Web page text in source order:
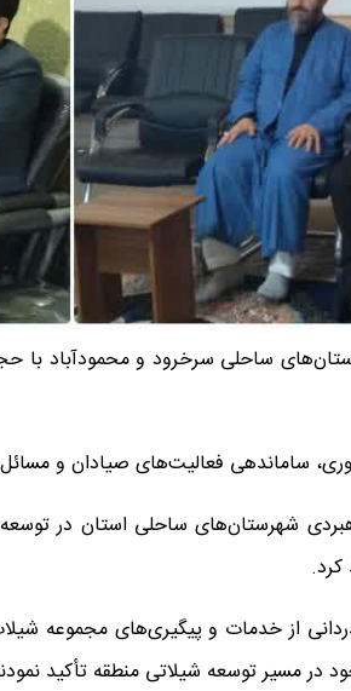
ساحلی سرخرود و محمودآباد با
ساماندهی فعالیت‌های صیادان و
شهرستان‌های ساحلی استان در
از خدمات و پیگیری‌های مجموعه
در مسیر توسعه شیلاتی منطقه تأکید